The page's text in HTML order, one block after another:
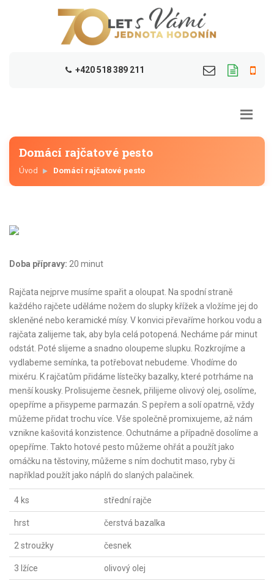
+420 518 389 211
Domácí rajčatové pesto
Úvod Domácí rajčatové pesto
Doba přípravy: 20 minut
Rajčata nejprve musíme spařit a oloupat. Na spodní straně
každého rajčete uděláme nožem do slupky křížek a vložíme jej do
skleněné nebo keramické mísy. V konvici převaříme horkou vodu a
rajčata zalijeme tak, aby byla celá potopená. Necháme pár minut
odstát. Poté slijeme a snadno oloupeme slupku. Rozkrojíme a
vydlabeme semínka, ta potřebovat nebudeme. Vhodíme do
mixéru. K rajčatům přidáme lístečky bazalky, které potrháme na
menší kousky. Prolisujeme česnek, přilijeme olivový olej, osolíme,
opepříme a přisypeme parmazán. S pepřem a solí opatrně, vždy
můžeme přidat trochu více. Vše společně promixujeme, až nám
vznikne kašovitá konzistence. Ochutnáme a případně dosolíme a
opepříme. Takto hotové pesto můžeme ohřát a použít jako
omáčku na těstoviny, můžeme s ním dochutit maso, ryby či
například použít jako náplň do slaných palačinek.
4 ks střední rajče
hrst čerstvá bazalka
2 stroužky česnek
3 lžíce olivový olej